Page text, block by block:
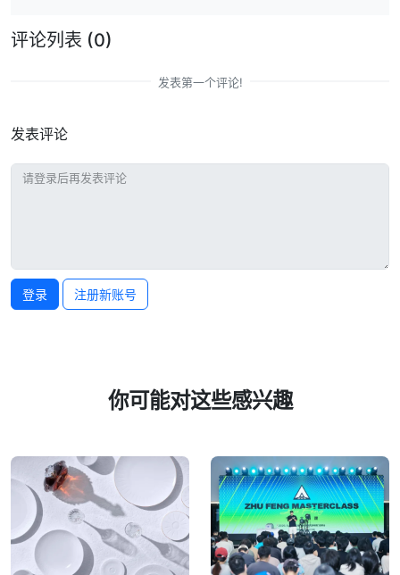
评论列表 (0)
发表第一个评论!
发表评论
登录 注册新账号
你可能对这些感兴趣